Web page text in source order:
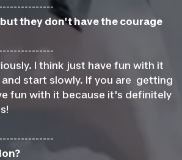
they don't have the courage
I think just have fun with it
start slowly. If you are getting
fun with it because it's definitely